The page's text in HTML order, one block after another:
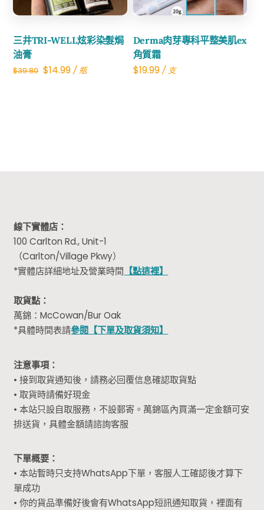
三井TRI-WELL炫彩染髮焗
油膏
$39.80 Original
$14.99Current
/ 瓶
Derma肉芽專科平整美肌ex
角質霜
$19.99/ 支
線下實體店：
100 Carlton Rd., Unit-1
（Carlton/Village Pkwy）
*實體店詳細地址及營業時間 【點這裡】
取貨點：
萬錦：McCowan/Bur Oak
*具體時間表請參閱【下單及取貨須知】
注意事項：
• 接到取貨通知後，請務必回覆信息確認取貨點
• 取貨時請備好現金
• 本站只設自取服務，不設郵寄。萬錦區內買滿一定金額可安
排送貨，具體金額請諮詢客服
下單概要：
• 本站暫時只支持WhatsApp下單，客服人工確認後才算下
單成功
• 你的貨品準備好後會有WhatsApp短訊通知取貨，裡面有